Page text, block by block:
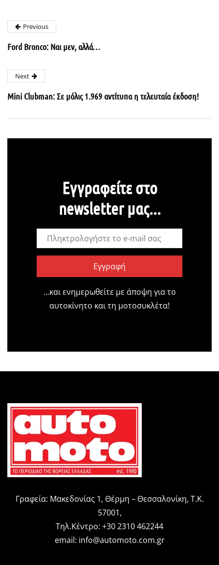
Previous
Ford Bronco: Ναι μεν, αλλά…
Next
Mini Clubman: Σε μόλις 1.969 αντίτυπα η τελευταία έκδοση!
Εγγραφείτε στο
newsletter μας...
Εγγραφή
…και ενημερωθείτε με άποψη για το
αυτοκίνητο και τη μοτοσυκλέτα!
Γραφεία: Μακεδονίας 1, Θέρμη – Θεσσαλονίκη, Τ.Κ.
57001,
Τηλ.Κέντρο: +30 2310 462244
email: info@automoto.com.gr